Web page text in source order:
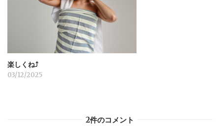
楽しくね⤴︎
03/12/2025
2件のコメント